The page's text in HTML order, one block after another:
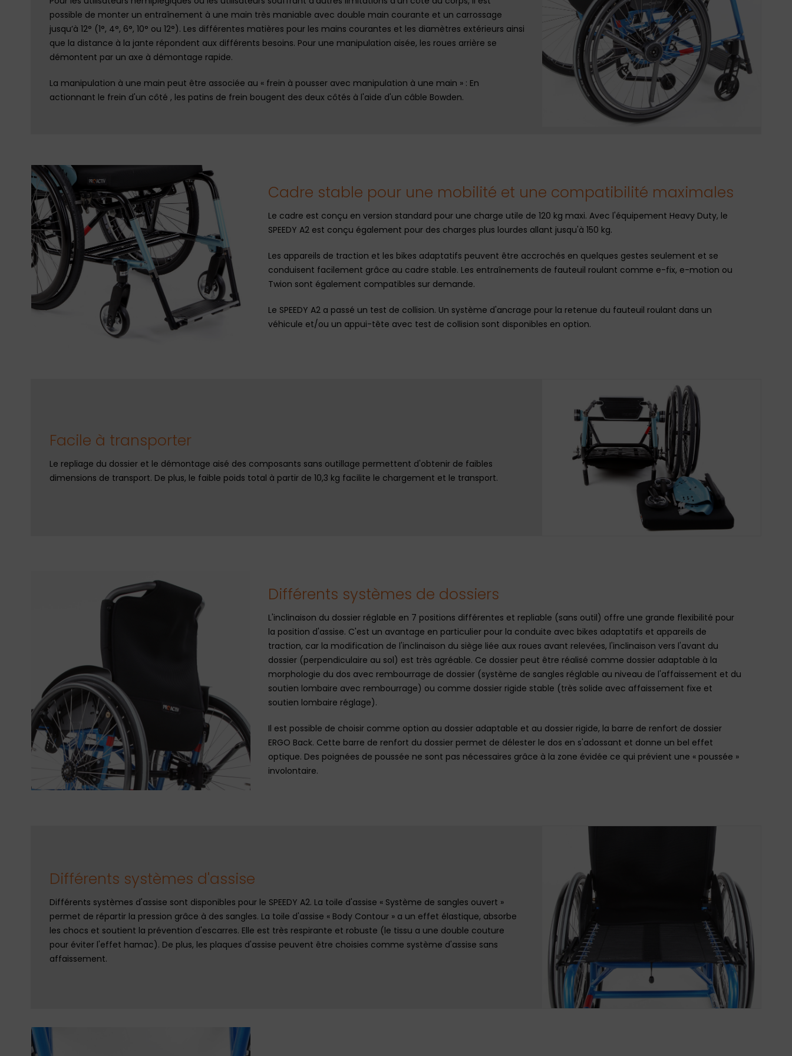
possible de monter un entraînement à une main très maniable avec double main courante et un carrossage
jusqu’à 12° (1°, 4°, 6°, 10° ou 12°). Les différentes matières pour les mains courantes et les diamètres extérieurs ainsi
que la distance à la jante répondent aux différents besoins. Pour une manipulation aisée, les roues arrière se
démontent par un axe à démontage rapide.
La manipulation à une main peut être associée au « frein à pousser avec manipulation à une main » : En
actionnant le frein d'un côté , les patins de frein bougent des deux côtés à l'aide d'un câble Bowden.
Cadre stable pour une mobilité et une compatibilité maximales
Le cadre est conçu en version standard pour une charge utile de 120 kg maxi. Avec l'équipement Heavy Duty, le
SPEEDY A2 est conçu également pour des charges plus lourdes allant jusqu'à 150 kg.
Les appareils de traction et les bikes adaptatifs peuvent être accrochés en quelques gestes seulement et se
conduisent facilement grâce au cadre stable. Les entraînements de fauteuil roulant comme e-fix, e-motion ou
Twion sont également compatibles sur demande.
Le SPEEDY A2 a passé un test de collision. Un système d'ancrage pour la retenue du fauteuil roulant dans un
véhicule et/ou un appui-tête avec test de collision sont disponibles en option.
Facile à transporter
Le repliage du dossier et le démontage aisé des composants sans outillage permettent d'obtenir de faibles
dimensions de transport. De plus, le faible poids total à partir de 10,3 kg facilite le chargement et le transport.
Différents systèmes de dossiers
L'inclinaison du dossier réglable en 7 positions différentes et repliable (sans outil) offre une grande flexibilité pour
la position d'assise. C'est un avantage en particulier pour la conduite avec bikes adaptatifs et appareils de
traction, car la modification de l'inclinaison du siège liée aux roues avant relevées, l'inclinaison vers l'avant du
dossier (perpendiculaire au sol) est très agréable. Ce dossier peut être réalisé comme dossier adaptable à la
morphologie du dos avec rembourrage de dossier (système de sangles réglable au niveau de l'affaissement et du
soutien lombaire avec rembourrage) ou comme dossier rigide stable (très solide avec affaissement fixe et
soutien lombaire réglage).
Il est possible de choisir comme option au dossier adaptable et au dossier rigide, la barre de renfort de dossier
ERGO Back. Cette barre de renfort du dossier permet de délester le dos en s'adossant et donne un bel effet
optique. Des poignées de poussée ne sont pas nécessaires grâce à la zone évidée ce qui prévient une « poussée »
involontaire.
Différents systèmes d'assise
Différents systèmes d'assise sont disponibles pour le SPEEDY A2. La toile d'assise « Système de sangles ouvert »
permet de répartir la pression grâce à des sangles. La toile d'assise « Body Contour » a un effet élastique, absorbe
les chocs et soutient la prévention d'escarres. Elle est très respirante et robuste (le tissu a une double couture
pour éviter l'effet hamac). De plus, les plaques d'assise peuvent être choisies comme système d'assise sans
affaissement.